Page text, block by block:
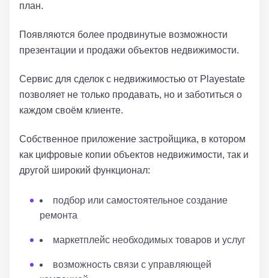
план.
Появляются более продвинутые возможности
презентации и продажи объектов недвижимости.
Сервис для сделок с недвижимостью от Playestate
позволяет не только продавать, но и заботиться о
каждом своём клиенте.
Собственное приложение застройщика, в котором
как цифровые копии объектов недвижимости, так и
другой широкий функционал:
подбор или самостоятельное создание
ремонта
маркетплейс необходимых товаров и услуг
возможность связи с управляющей